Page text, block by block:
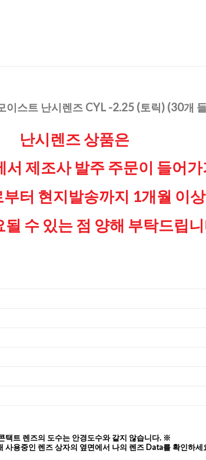
이스트 난시렌즈 CYL -2.25 (토릭) (30개
난시렌즈 상품은
서 제조사 발주 주문이 들어
터 현지발송까지 1개월 이상
수 있는 점 양해 부탁드립
택트 렌즈의 도수는 안경도수와 같지 않습니다. ※
사용중인 렌즈 상자의 옆면에서 나의 렌즈 Data를 확인하세